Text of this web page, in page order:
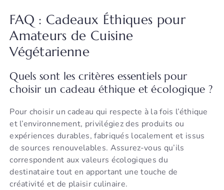
FAQ : Cadeaux Éthiques pour
Amateurs de Cuisine
Végétarienne
Quels sont les critères essentiels pour
choisir un cadeau éthique et écologique ?
Pour choisir un cadeau qui respecte à la fois l’éthique
et l’environnement, privilégiez des produits ou
expériences durables, fabriqués localement et issus
de sources renouvelables. Assurez-vous qu’ils
correspondent aux valeurs écologiques du
destinataire tout en apportant une touche de
créativité et de plaisir culinaire.